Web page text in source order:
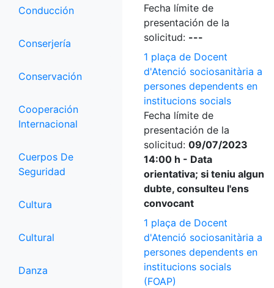
Conducción
Conserjería
Conservación
Cooperación
Internacional
Cuerpos De
Seguridad
Cultura
Cultural
Danza
Fecha límite de
presentación de la
solicitud: ---
1 plaça de Docent
d'Atenció sociosanitària a
persones dependents en
institucions socials
Fecha límite de
presentación de la
solicitud: 09/07/2023
14:00 h - Data
orientativa; si teniu algun
dubte, consulteu l'ens
convocant
1 plaça de Docent
d'Atenció sociosanitària a
persones dependents en
institucions socials
(FOAP)